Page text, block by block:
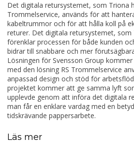
Det digitala retursystemet, som Triona
Trommelservice, används för att
kabeltrummor och för att hålla koll på
returer. Det digitala retursystemet, som
förenklar processen för både kunden
bidrar till snabbare och mer
Lösningen för Svensson Group
med den lösning RS Trommelservice
anpassad design och stöd för
projektet kommer att ge samma lyft
upplevde genom att införa det digitala
man får en enklare vardag med en
tidskrävande pappersarbete.
Läs mer